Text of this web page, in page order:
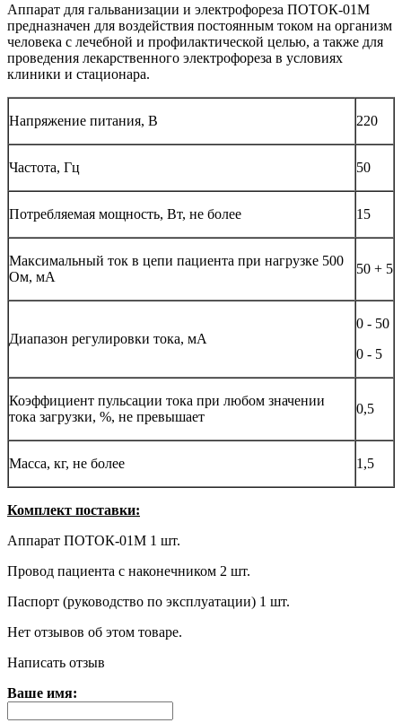
Аппарат для гальванизации и электрофореза ПОТОК-01М
предназначен для воздействия постоянным током на организм
человека с лечебной и профилактической целью, а также для
проведения лекарственного электрофореза в условиях
клиники и стационара.
Напряжение питания, В 220
Частота, Гц 50
Потребляемая мощность, Вт, не более 15
Максимальный ток в цепи пациента при нагрузке 500
Ом, мА
50 + 5
Диапазон регулировки тока, мА
0 - 50
0 - 5
Коэффициент пульсации тока при любом значении
тока загрузки, %, не превышает
0,5
Масса, кг, не более 1,5
Комплект поставки:
Аппарат ПОТОК-01М 1 шт.
Провод пациента с наконечником 2 шт.
Паспорт (руководство по эксплуатации) 1 шт.
Нет отзывов об этом товаре.
Написать отзыв
Ваше имя: